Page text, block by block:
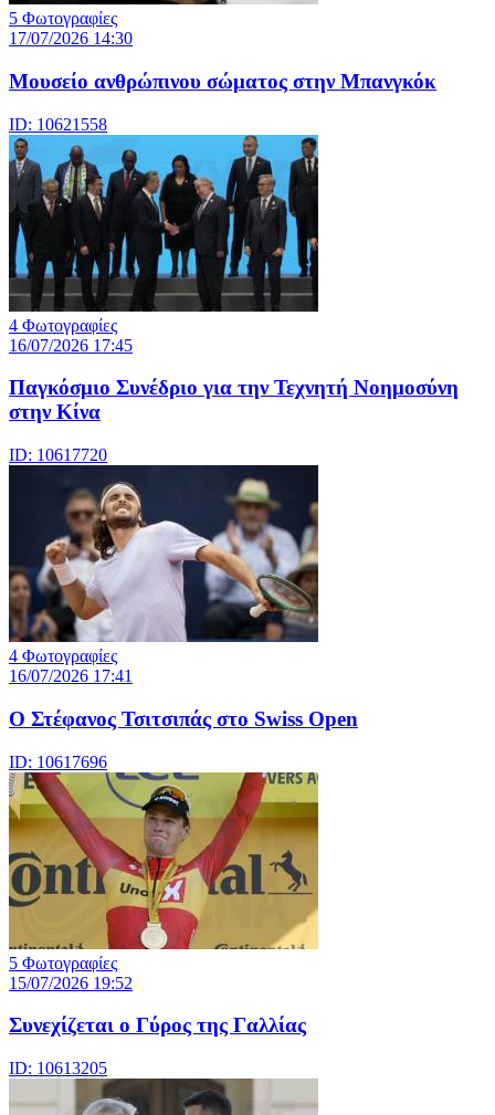
5 Φωτογραφίες
17/07/2026 14:30
Μουσείο ανθρώπινου σώματος στην Μπανγκόκ
ID: 10621558
4 Φωτογραφίες
16/07/2026 17:45
Παγκόσμιο Συνέδριο για την Τεχνητή Νοημοσύνη
στην Κίνα
ID: 10617720
4 Φωτογραφίες
16/07/2026 17:41
Ο Στέφανος Τσιτσιπάς στο Swiss Open
ID: 10617696
5 Φωτογραφίες
15/07/2026 19:52
Συνεχίζεται ο Γύρος της Γαλλίας
ID: 10613205